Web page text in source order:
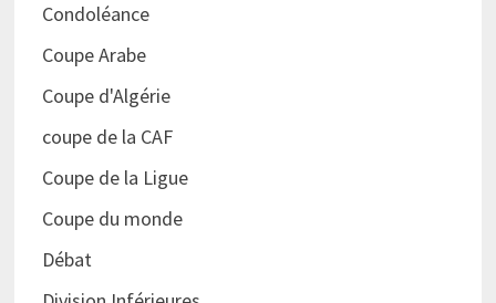
Condoléance
Coupe Arabe
Coupe d'Algérie
coupe de la CAF
Coupe de la Ligue
Coupe du monde
Débat